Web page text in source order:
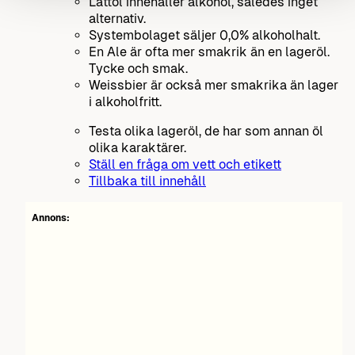
alternativ.
Systembolaget säljer 0,0% alkoholhalt.
En Ale är ofta mer smakrik än en lageröl.
Tycke och smak.
Weissbier är också mer smakrika än lager
i alkoholfritt.
Testa olika lageröl, de har som annan öl
olika karaktärer.
Ställ en fråga om vett och etikett
Tillbaka till innehåll
Annons: